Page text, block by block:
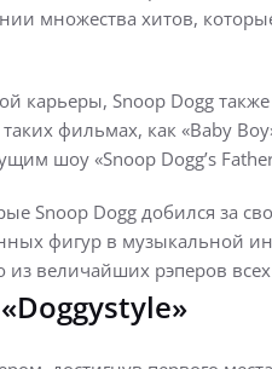
множества хитов,
карьеры, Snoop Dogg
фильмах, как «Baby
шоу «Snoop Dogg’s
Snoop Dogg добился за
фигур в музыкальной
из величайших рэперов